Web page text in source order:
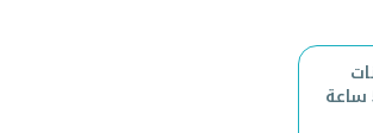
الرئيسية) و 5 سنوات / 5000 ساعة